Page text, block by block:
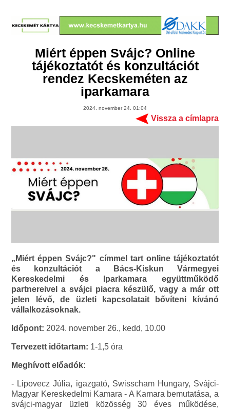
Miért éppen Svájc? Online
tájékoztatót és konzultációt
rendez Kecskeméten az
iparkamara
2024. november 24. 01:04
Vissza a címlapra
„Miért éppen Svájc?" címmel tart online tájékoztatót
és konzultációt a Bács-Kiskun Vármegyei
Kereskedelmi és Iparkamara együttműködő
partnereivel a svájci piacra készülő, vagy a már ott
jelen lévő, de üzleti kapcsolatait bővíteni kívánó
vállalkozásoknak.
Időpont: 2024. november 26., kedd, 10.00
Tervezett időtartam: 1-1,5 óra
Meghívott előadók:
- Lipovecz Júlia, igazgató, Swisscham Hungary, Svájci-
Magyar Kereskedelmi Kamara - A Kamara bemutatása, a
svájci-magyar üzleti közösség 30 éves működése,